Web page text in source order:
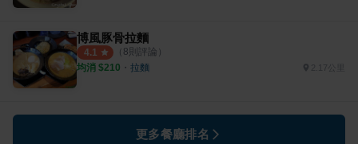
博風豚骨拉麵
4.1 （ 8則評論）
均消 $210 ・ 拉麵
更多餐廳排名